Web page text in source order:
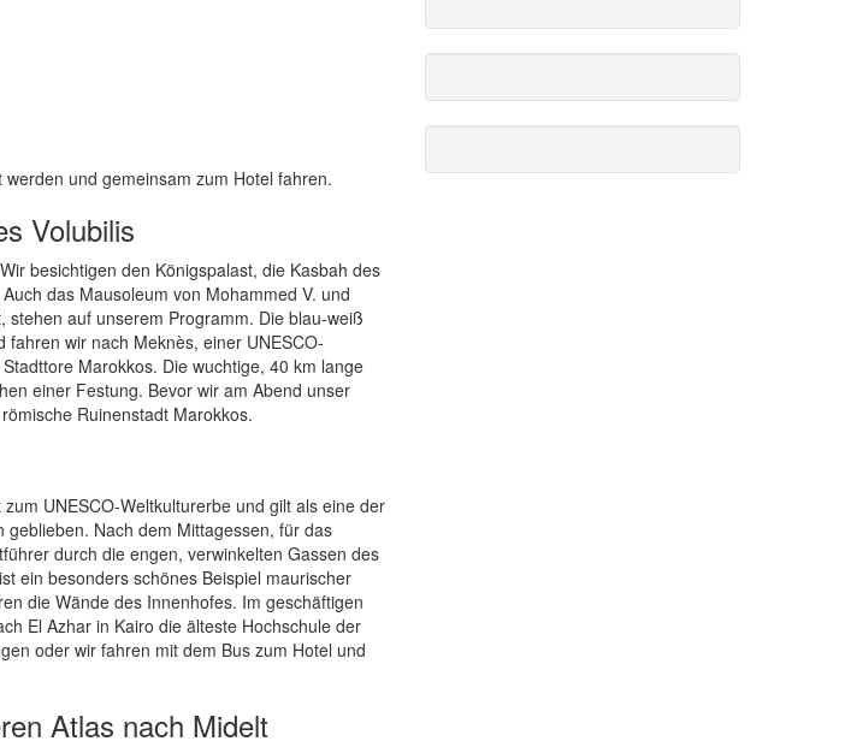
und gemeinsam zum Hotel fahren.
Volubilis
besichtigen den Königspalast, die Kasbah des
das Mausoleum von Mohammed V. und
stehen auf unserem Programm. Die blau-weiß
wir nach Meknès, einer UNESCO-
Marokkos. Die wuchtige, 40 km lange
einer Festung. Bevor wir am Abend unser
Ruinenstadt Marokkos.
UNESCO-Weltkulturerbe und gilt als eine der
Nach dem Mittagessen, für das
durch die engen, verwinkelten Gassen des
ein besonders schönes Beispiel maurischer
die Wände des Innenhofes. Im geschäftigen
El Azhar in Kairo die älteste Hochschule der
oder wir fahren mit dem Bus zum Hotel und
Atlas nach Midelt